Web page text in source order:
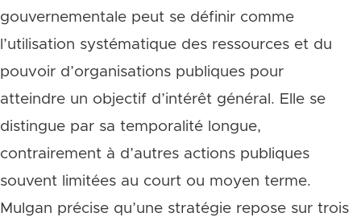
gouvernementale peut se définir comme
l’utilisation systématique des ressources et du
pouvoir d’organisations publiques pour
atteindre un objectif d’intérêt général. Elle se
distingue par sa temporalité longue,
contrairement à d’autres actions publiques
souvent limitées au court ou moyen terme.
Mulgan précise qu’une stratégie repose sur trois